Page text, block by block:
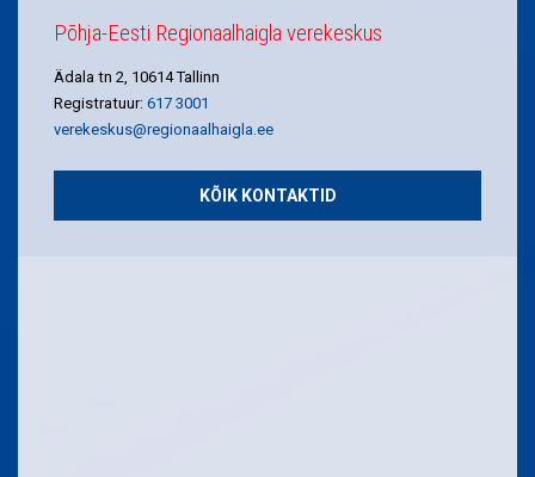
Põhja-Eesti Regionaalhaigla verekeskus
Ädala tn 2, 10614 Tallinn
Registratuur: 617 3001
verekeskus@regionaalhaigla.ee
KÕIK KONTAKTID